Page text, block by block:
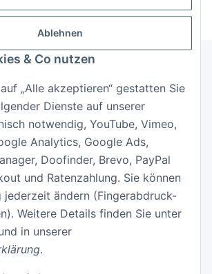
Ablehnen
& Co nutzen
„Alle akzeptieren“ gestatten Sie
Dienste auf unserer
notwendig, YouTube, Vimeo,
Analytics, Google Ads,
Doofinder, Brevo, PayPal
und Ratenzahlung. Sie können
jederzeit ändern (Fingerabdruck-
Weitere Details finden Sie unter
in unserer
.